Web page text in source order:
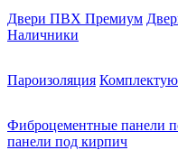
Двери ПВХ Премиум
Наличники
Пароизоляция
Фиброцементные панели
панели под кирпич